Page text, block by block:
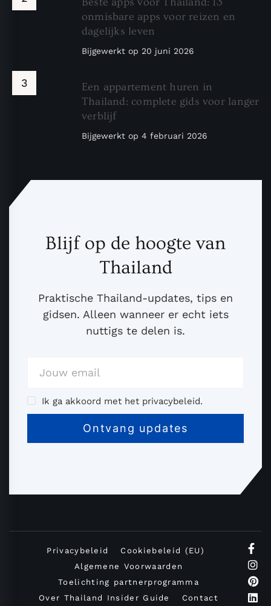
onmisbare apps voor reizen en
dagelijks leven
Bijgewerkt op 20 juni 2026
Een appartement huren in
Thailand: complete gids voor langer
verblijf
Bijgewerkt op 4 februari 2026
Blijf op de hoogte van
Thailand
Praktische Thailand-updates, tips en
gidsen. Alleen wanneer er echt iets
nuttigs te delen is.
Ik ga akkoord met het privacybeleid.
Privacybeleid
Cookiebeleid (EU)
Algemene Voorwaarden
Toelichting partnerprogramma
Over Thailand Insider Guide
Contact